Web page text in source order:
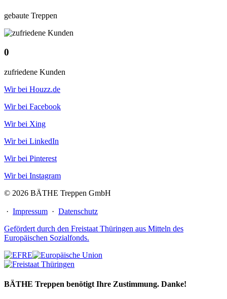
gebaute Treppen
0
zufriedene Kunden
Wir bei Houzz.de
Wir bei Facebook
Wir bei Xing
Wir bei LinkedIn
Wir bei Pinterest
Wir bei Instagram
© 2026 BÄTHE Treppen GmbH
· Impressum · Datenschutz
Gefördert durch den Freistaat Thüringen aus Mitteln des
Europäischen Sozialfonds.
BÄTHE Treppen benötigt Ihre Zustimmung. Danke!